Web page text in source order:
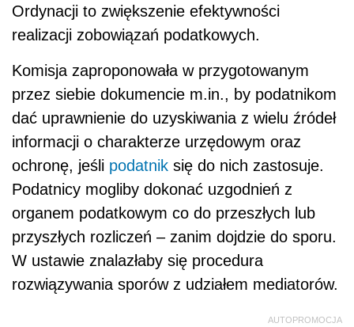
Ordynacji to zwiększenie efektywności
realizacji zobowiązań podatkowych.
Komisja zaproponowała w przygotowanym
przez siebie dokumencie m.in., by podatnikom
dać uprawnienie do uzyskiwania z wielu źródeł
informacji o charakterze urzędowym oraz
ochronę, jeśli podatnik się do nich zastosuje.
Podatnicy mogliby dokonać uzgodnień z
organem podatkowym co do przeszłych lub
przyszłych rozliczeń – zanim dojdzie do sporu.
W ustawie znalazłaby się procedura
rozwiązywania sporów z udziałem mediatorów.
AUTOPROMOCJA